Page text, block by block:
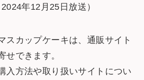
スカップケーキは、通販サイト
せできます。
入方法や取り扱いサイトについ